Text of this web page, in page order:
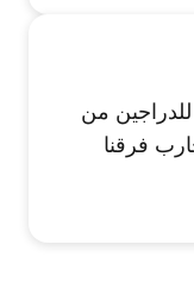
من
فرقنا